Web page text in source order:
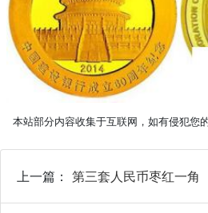
本站部分内容收集于互联网，如有侵犯您
上一篇： 第三套人民币枣红一角